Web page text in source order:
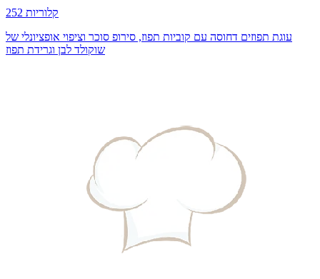
252 קלוריות
עוגת תפוזים דחוסה עם קוביות תפוז, סירופ סוכר וציפוי אופציונלי של
שוקולד לבן וגרידת תפוז